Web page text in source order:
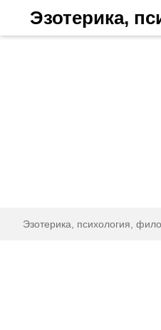
Эзотерика,
Эзотерика, психология,